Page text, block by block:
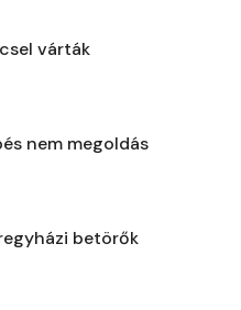
várták
nem megoldás
betörők